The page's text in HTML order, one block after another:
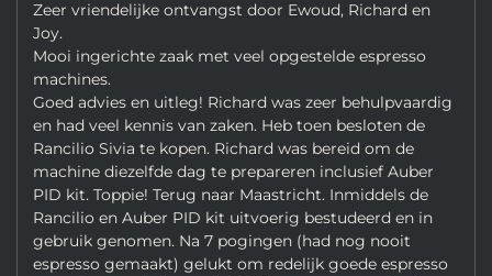
Zeer vriendelijke ontvangst door Ewoud, Richard en
Joy.
Mooi ingerichte zaak met veel opgestelde espresso
machines.
Goed advies en uitleg! Richard was zeer behulpvaardig
en had veel kennis van zaken. Heb toen besloten de
Rancilio Sivia te kopen. Richard was bereid om de
machine diezelfde dag te prepareren inclusief Auber
PID kit. Toppie! Terug naar Maastricht. Inmiddels de
Rancilio en Auber PID kit uitvoerig bestudeerd en in
gebruik genomen. Na 7 pogingen (had nog nooit
espresso gemaakt) gelukt om redelijk goede espresso